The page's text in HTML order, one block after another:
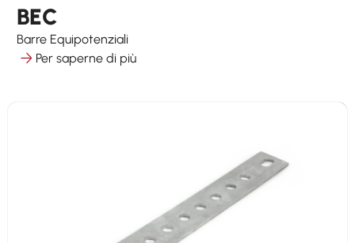
BEC
Barre Equipotenziali
Per saperne di più